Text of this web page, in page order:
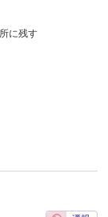
に残す